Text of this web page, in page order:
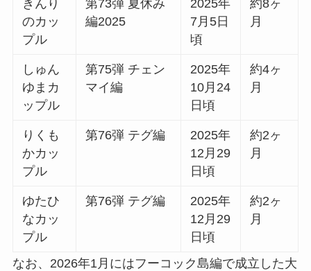
きんり
のカッ
プル
第73弾 夏休み
編2025
2025年
7月5日
頃
約8ヶ
月
しゅん
ゆまカ
ップル
第75弾 チェン
マイ編
2025年
10月24
日頃
約4ヶ
月
りくも
かカッ
プル
第76弾 テグ編
2025年
12月29
日頃
約2ヶ
月
ゆたひ
なカッ
プル
第76弾 テグ編
2025年
12月29
日頃
約2ヶ
月
なお、2026年1月にはフーコック島編で成立した大